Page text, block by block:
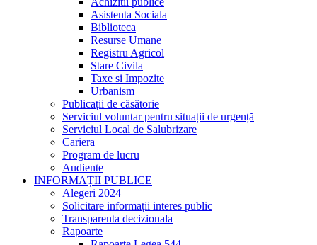
Asistenta Sociala
Biblioteca
Resurse Umane
Registru Agricol
Stare Civila
Taxe si Impozite
Urbanism
Publicații de căsătorie
Serviciul voluntar pentru situații de urgență
Serviciul Local de Salubrizare
Cariera
Program de lucru
Audiente
INFORMAȚII PUBLICE
Alegeri 2024
Solicitare informații interes public
Transparenta decizionala
Rapoarte